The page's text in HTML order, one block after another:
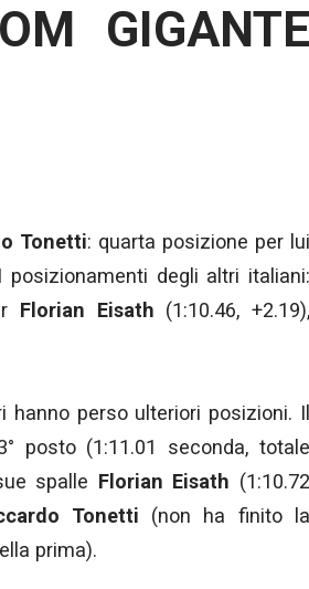
GIGANTE
Tonetti: quarta posizione per lui
posizionamenti degli altri italiani:
Florian Eisath (1:10.46,
hanno perso ulteriori posizioni.
posto (1:11.01 seconda,
spalle Florian Eisath
Tonetti (non ha finito
prima).